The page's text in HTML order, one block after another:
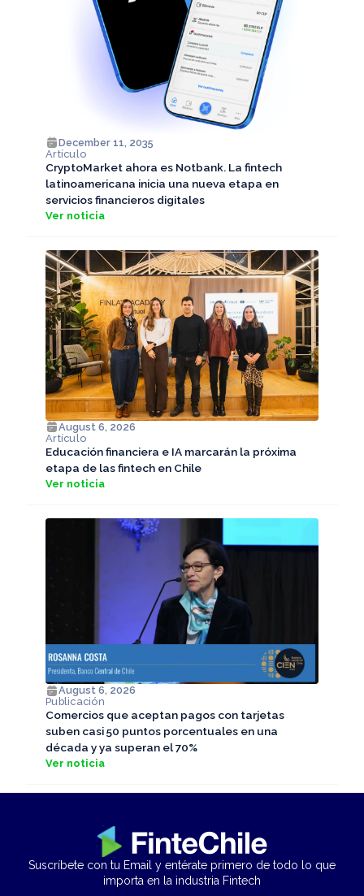
December 11, 2035
Artículo
CryptoMarket ahora es Notbank. La fintech
latinoamericana inicia una nueva etapa en
servicios financieros digitales
Ver noticia
August 6, 2026
Artículo
Educación financiera e IA marcarán la próxima
etapa de las fintech en Chile
Ver noticia
August 6, 2026
Publicación
Comercios que aceptan pagos con tarjetas
suben casi 50 puntos porcentuales en una
década y ya superan el 70%
Ver noticia
Suscríbete con tu Email y entérate primero de todo lo que
importa en la industria Fintech